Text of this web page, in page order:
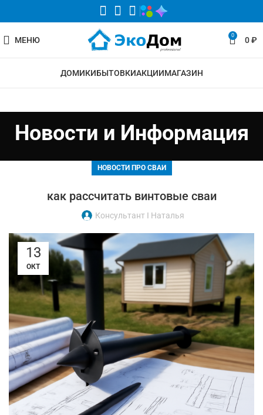
МЕНЮ 0 0₽
ДОМИКИБЫТОВКИАКЦИИМАГАЗИН
Новости и Информация
НОВОСТИ ПРО СВАИ
как рассчитать винтовые сваи
Консультант I Наталья
13
ОКТ